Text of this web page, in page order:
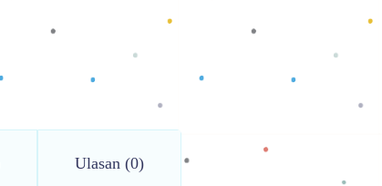
Ulasan (0)